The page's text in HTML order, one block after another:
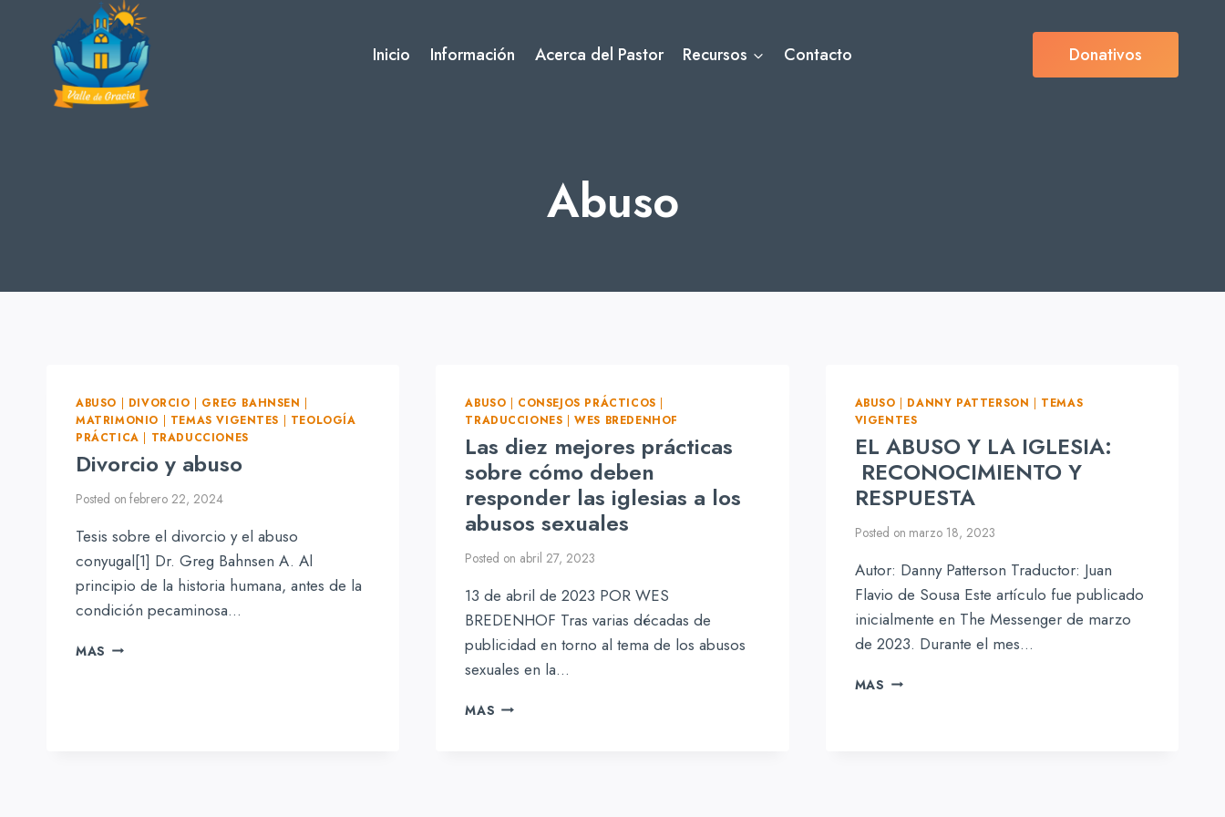
Inicio Información Acerca del Pastor Recursos Contacto Donativos
Abuso
ABUSO | DIVORCIO | GREG BAHNSEN |
MATRIMONIO | TEMAS VIGENTES | TEOLOGÍA
PRÁCTICA | TRADUCCIONES
Divorcio y abuso
Posted on febrero 22, 2024
Tesis sobre el divorcio y el abuso
conyugal[1] Dr. Greg Bahnsen A. Al
principio de la historia humana, antes de la
condición pecaminosa…
MAS DIVORCIO
ABUSO | CONSEJOS PRÁCTICOS |
TRADUCCIONES |WES BREDENHOF
Las diez mejores prácticas
sobre cómo deben
responder las iglesias a los
abusos sexuales
Posted on abril 27, 2023
13 de abril de 2023 POR WES
BREDENHOF Tras varias décadas de
publicidad en torno al tema de los abusos
sexuales en la…
MAS LAS
ABUSO | DANNY PATTERSON | TEMAS
VIGENTES
EL ABUSO Y LA IGLESIA:
RECONOCIMIENTO Y
RESPUESTA
Posted on marzo 18, 2023
Autor: Danny Patterson Traductor: Juan
Flavio de Sousa Este artículo fue publicado
inicialmente en The Messenger de marzo
de 2023. Durante el mes…
MAS EL